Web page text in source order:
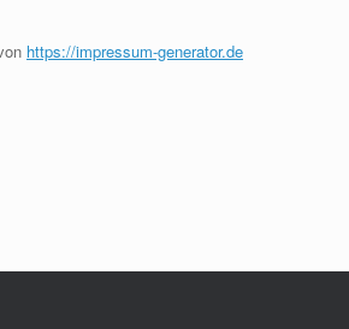
https://impressum-generator.de